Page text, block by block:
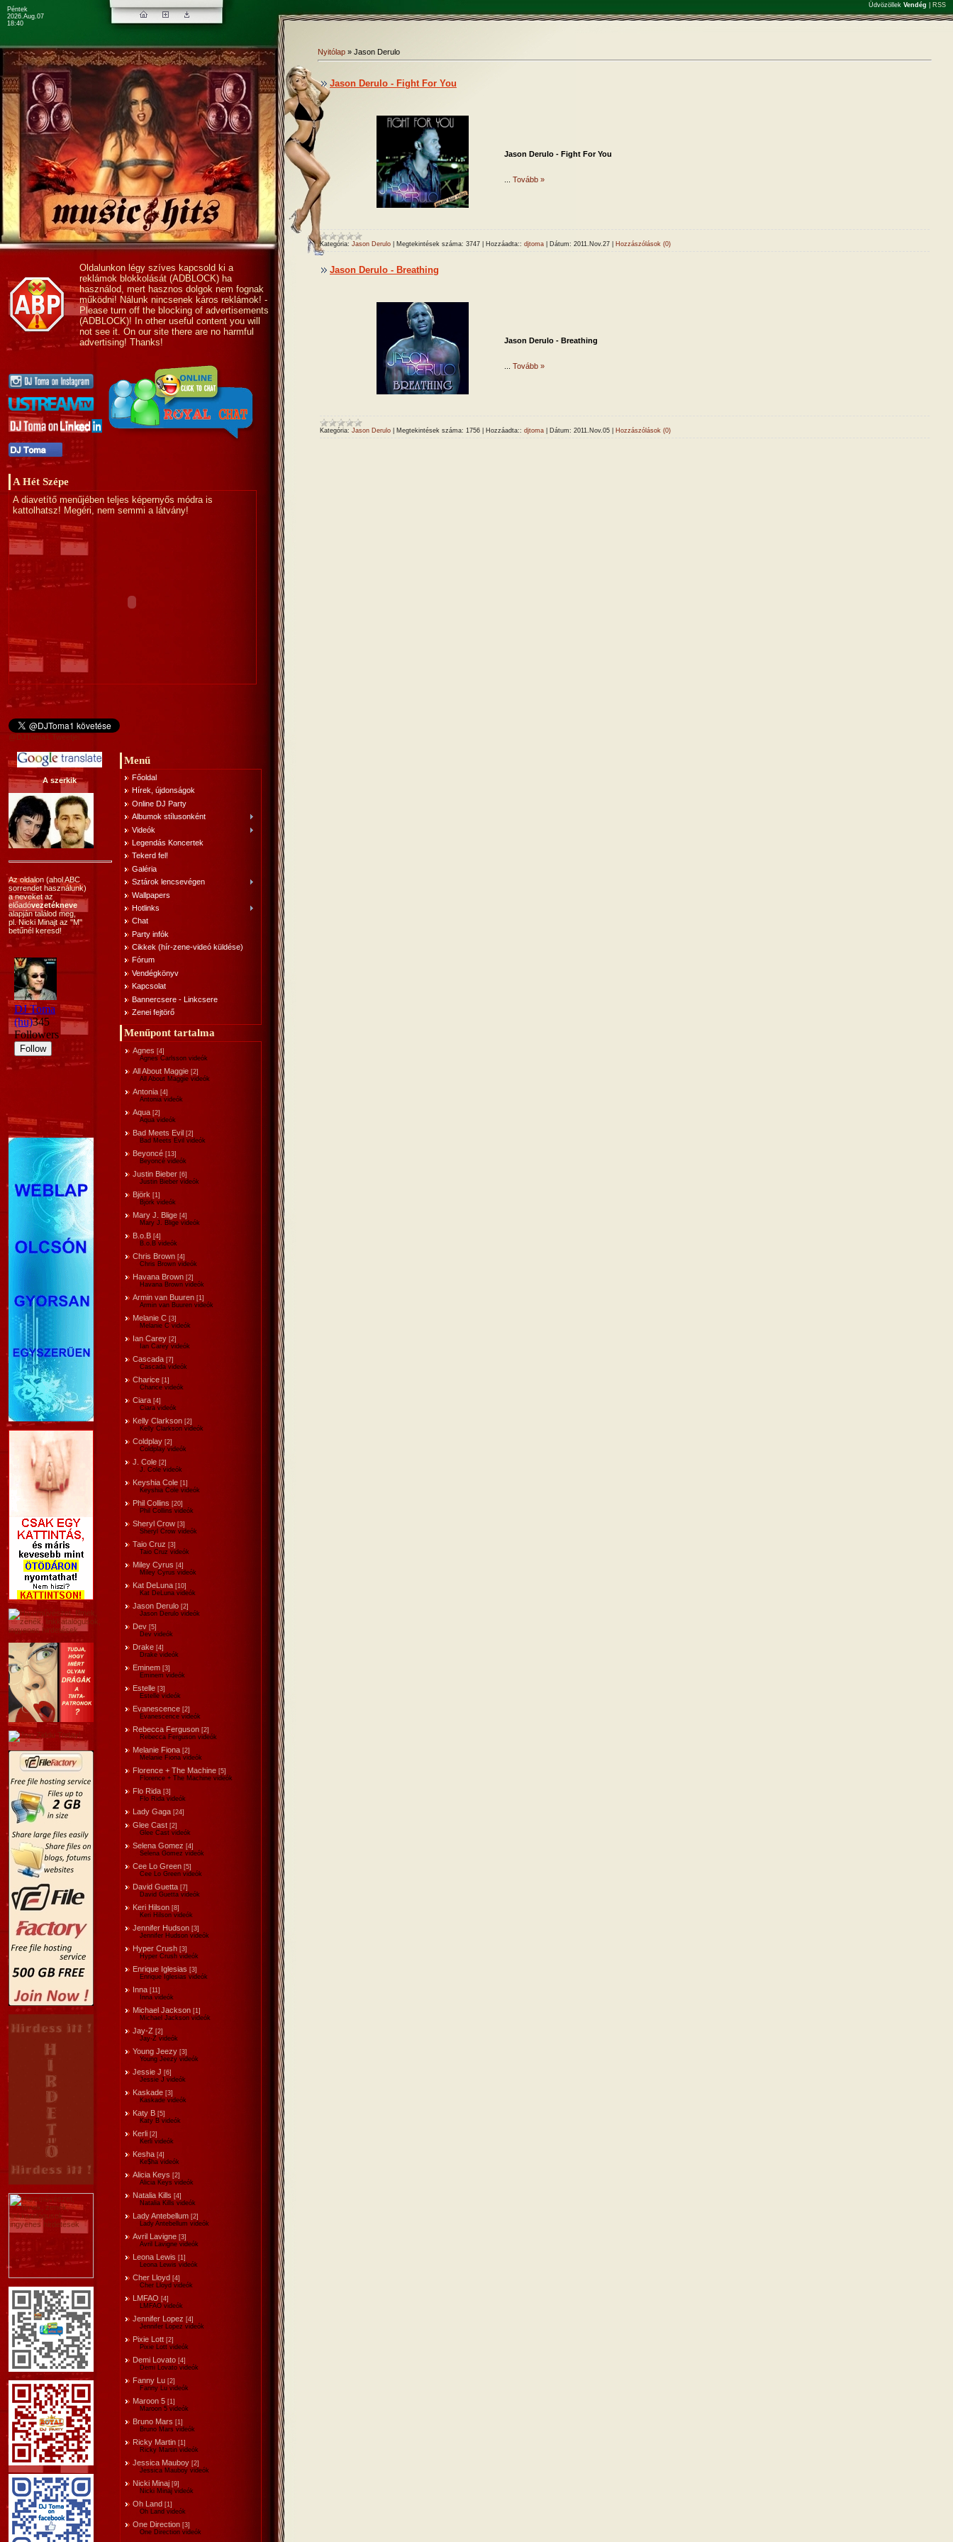
Péntek
2026.Aug.07
18:40
Üdvözöllek Vendég RSS
Oldalunkon légy szíves kapcsold ki a
reklámok blokkolását (ADBLOCK) ha
használod, mert hasznos dolgok nem fognak
működni! Nálunk nincsenek káros reklámok! -
Please turn off the blocking of advertisements
(ADBLOCK)! In other useful content you will
not see it. On our site there are no harmful
advertising! Thanks!
A Hét Szépe
A diavetítő menűjében teljes képernyős módra is
kattolhatsz! Megéri, nem semmi a látvány!
@DJToma1 Tweetjei
A szerkik
Az oldalon (ahol ABC
sorrendet használunk)
a neveket az
előadóvezetékneve
alapján találod meg,
pl. Nicki Minajt az "M"
betűnél keresd!
Menű
Főoldal
Hírek, újdonságok
Online DJ Party
Albumok stílusonként
Videók
Legendás Koncertek
Tekerd fel!
Galéria
Sztárok lencsevégen
Wallpapers
Hotlinks
Chat
Party infók
Cikkek (hír-zene-videó küldése)
Fórum
Vendégkönyv
Kapcsolat
Bannercsere - Linkcsere
Zenei fejtörő
Menűpont tartalma
Agnes [4]
Agnes Carlsson videók
All About Maggie [2]
All About Maggie videók
Antonia [4]
Antonia videók
Aqua [2]
Aqua videók
Bad Meets Evil [2]
Bad Meets Evil videók
Beyoncé [13]
Beyoncé videók
Justin Bieber [6]
Justin Bieber videók
Björk [1]
Björk videók
Mary J. Blige [4]
Mary J. Blige videók
B.o.B [4]
B.o.B videók
Chris Brown [4]
Chris Brown videók
Havana Brown [2]
Havana Brown videók
Armin van Buuren [1]
Armin van Buuren videók
Melanie C [3]
Melanie C videók
Ian Carey [2]
Ian Carey videók
Cascada [7]
Cascada videók
Charice [1]
Charice videók
Ciara [4]
Ciara videók
Kelly Clarkson [2]
Kelly Clarkson videók
Coldplay [2]
Coldplay videók
J. Cole [2]
J. Cole videók
Keyshia Cole [1]
Keyshia Cole videók
Phil Collins [20]
Phil Collins videók
Sheryl Crow [3]
Sheryl Crow videók
Taio Cruz [3]
Taio Cruz videók
Miley Cyrus [4]
Miley Cyrus videók
Kat DeLuna [10]
Kat DeLuna videók
Jason Derulo [2]
Jason Derulo videók
Dev [5]
Dev videók
Drake [4]
Drake videók
Eminem [3]
Eminem videók
Estelle [3]
Estelle videók
Evanescence [2]
Evanescence videók
Rebecca Ferguson [2]
Rebecca Ferguson videók
Melanie Fiona [2]
Melanie Fiona videók
Florence + The Machine [5]
Florence + The Machine videók
Flo Rida [3]
Flo Rida videók
Lady Gaga [24]
Glee Cast [2]
Glee Cast videók
Selena Gomez [4]
Selena Gomez videók
Cee Lo Green [5]
Cee Lo Green videók
David Guetta [7]
David Guetta videók
Keri Hilson [8]
Keri Hilson videók
Jennifer Hudson [3]
Jennifer Hudson videók
Hyper Crush [3]
Hyper Crush videók
Enrique Iglesias [3]
Enrique Iglesias videók
Inna [11]
Inna videók
Michael Jackson [1]
Michael Jackson videók
Jay-Z [2]
Jay-Z videók
Young Jeezy [3]
Young Jeezy videók
Jessie J [6]
Jessie J videók
Kaskade [3]
Kaskade videók
Katy B [5]
Katy B videók
Kerli [2]
Kerli videók
Kesha [4]
Ke$ha videók
Alicia Keys [2]
Alicia Keys videók
Natalia Kills [4]
Natalia Kills videók
Lady Antebellum [2]
Lady Antebellum videók
Avril Lavigne [3]
Avril Lavigne videók
Leona Lewis [1]
Leona Lewis videók
Cher Lloyd [4]
Cher Lloyd videók
LMFAO [4]
LMFAO videók
Jennifer Lopez [4]
Jennifer Lopez videók
Pixie Lott [2]
Pixie Lott videók
Demi Lovato [4]
Demi Lovato videók
Fanny Lu [2]
Fanny Lu videók
Maroon 5 [1]
Maroon 5 videók
Bruno Mars [1]
Bruno Mars videók
Ricky Martin [1]
Ricky Martin videók
Jessica Mauboy [2]
Jessica Mauboy videók
Nicki Minaj [9]
Nicki Minaj videók
Oh Land [1]
Oh Land videók
One Direction [3]
One Direction videók
Nyitólap » Jason Derulo
Jason Derulo - Fight For You
Jason Derulo - Fight For You
Tovább »
Kategória: Jason Derulo Megtekintések száma: 3747 Hozzáadta:: djtoma Dátum: 2011.Nov.27 Hozzászólások (0)
Jason Derulo - Breathing
Jason Derulo - Breathing
Tovább »
Kategória: Jason Derulo Megtekintések száma: 1756 Hozzáadta:: djtoma Dátum: 2011.Nov.05 Hozzászólások (0)